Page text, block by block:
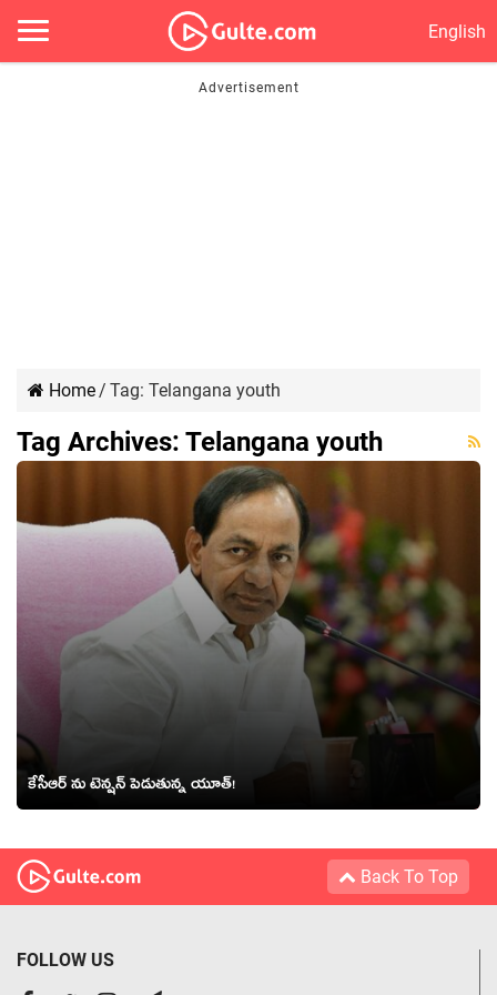
English
Home/ Tag: Telangana youth
Tag Archives: Telangana youth
కేసీఆర్ ను టెన్షన్ పెడుతున్న యూత్!
Back To Top
FOLLOW US